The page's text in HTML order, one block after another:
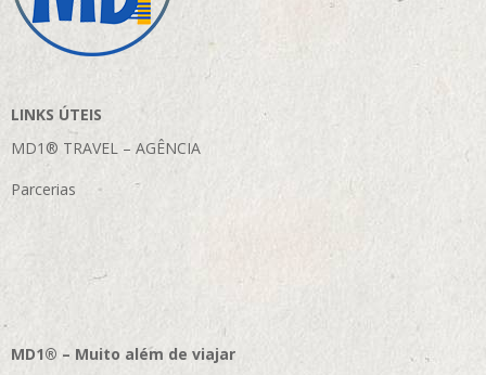
LINKS ÚTEIS
MD1® TRAVEL – AGÊNCIA
Parcerias
MD1® – Muito além de viajar